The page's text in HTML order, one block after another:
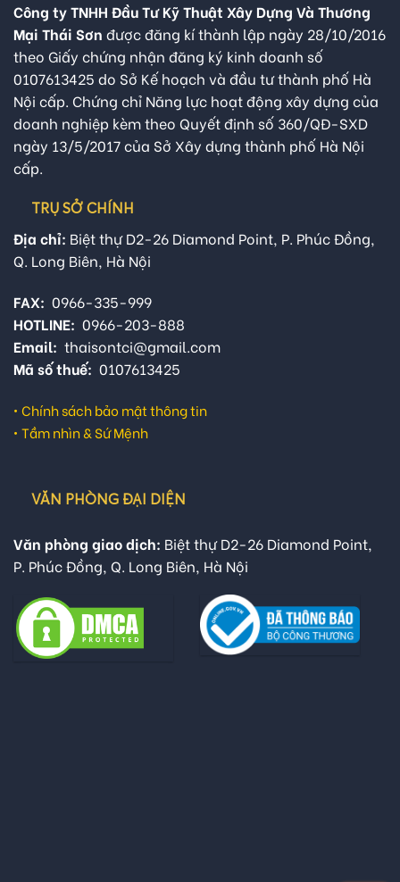
Công ty TNHH Đầu Tư Kỹ Thuật Xây Dựng Và Thương
Mại Thái Sơn được đăng kí thành lập ngày 28/10/2016
theo Giấy chứng nhận đăng ký kinh doanh số
0107613425 do Sở Kế hoạch và đầu tư thành phố Hà
Nội cấp. Chứng chỉ Năng lực hoạt động xây dựng của
doanh nghiệp kèm theo Quyết định số 360/QĐ-SXD
ngày 13/5/2017 của Sở Xây dựng thành phố Hà Nội
cấp.
TRỤ SỞ CHÍNH
Địa chỉ: Biệt thự D2-26 Diamond Point, P. Phúc Đồng,
Q. Long Biên, Hà Nội
FAX: 0966-335-999
HOTLINE: 0966-203-888
Email: thaisontci@gmail.com
Mã số thuế: 0107613425
• Chính sách bảo mật thông tin
• Tầm nhìn & Sứ Mệnh
VĂN PHÒNG ĐẠI DIỆN
Văn phòng giao dịch: Biệt thự D2-26 Diamond Point,
P. Phúc Đồng, Q. Long Biên, Hà Nội